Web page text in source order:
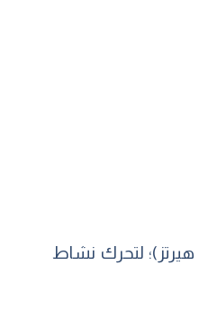
النغمة الثنائية عند تردد ألفا بمقدار 10 هيرتز يمكنها إثارة مخ المستخدم ليتردد صداها في نفس التردد (10 هيرتز)؛ لتحرك نشاط